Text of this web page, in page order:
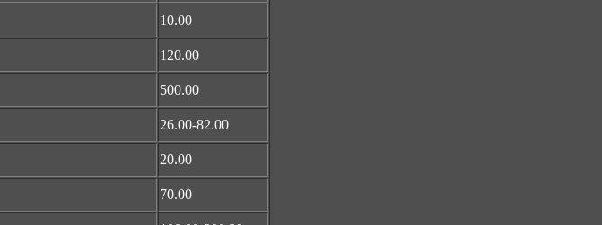
10.00
120.00
500.00
26.00-82.00
20.00
70.00